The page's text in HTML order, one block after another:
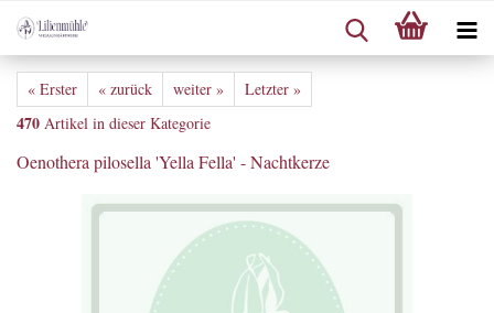
« Erster « zurück weiter » Letzter »
470 Artikel in dieser Kategorie
Oenothera pilosella 'Yella Fella' - Nachtkerze